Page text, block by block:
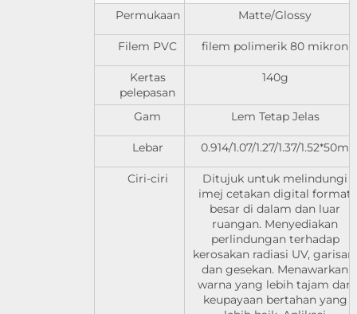
Permukaan Matte/Glossy
Filem PVC filem polimerik 80 mikron
Kertas
pelepasan
140g
Gam Lem Tetap Jelas
Lebar 0.914/1.07/1.27/1.37/1.52*50m
Ciri-ciri
Ditujuk untuk melindungi
imej cetakan digital format
besar di dalam dan luar
ruangan. Menyediakan
perlindungan terhadap
kerosakan radiasi UV, garisan,
dan gesekan. Menawarkan
warna yang lebih tajam dan
keupayaan bertahan yang